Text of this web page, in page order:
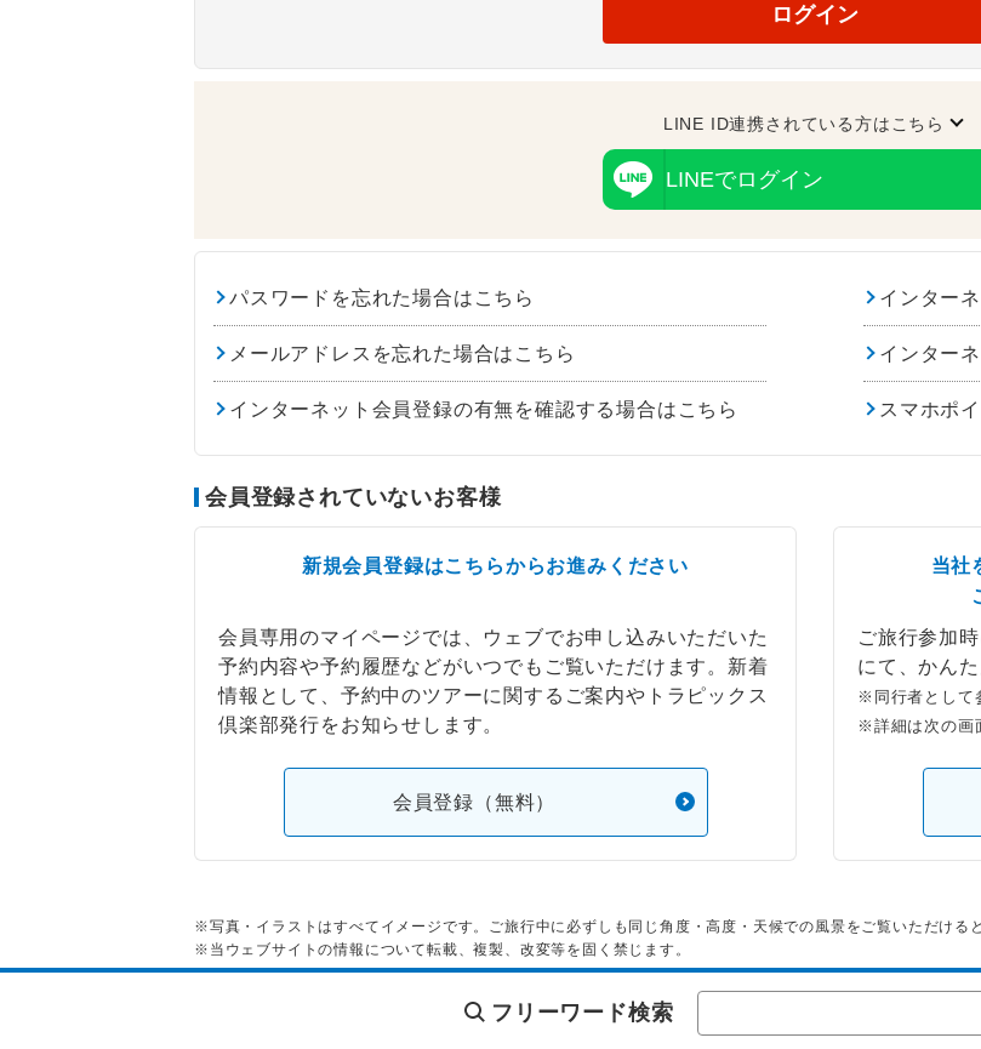
ログイン
LINE ID連携されている方はこちら
LINEでログイン
パスワードを忘れた場合はこちら インター
メールアドレスを忘れた場合はこちら インター
インターネット会員登録の有無を確認する場合はこちら スマホポ
会員登録されていないお客様
新規会員登録はこちらからお進みください
会員専用のマイページでは、ウェブでお申し込みいただいた
予約内容や予約履歴などがいつでもご覧いただけます。新着
情報として、予約中のツアーに関するご案内やトラピックス
倶楽部発行をお知らせします。
会員登録（無料）
当社
ご旅行参加
にて、かん
※同行者として
※詳細は次の画
※写真・イラストはすべてイメージです。ご旅行中に必ずしも同じ角度・高度・天候での風景をご覧いただける
※当ウェブサイトの情報について転載、複製、改変等を固く禁じます。
フリーワード検索